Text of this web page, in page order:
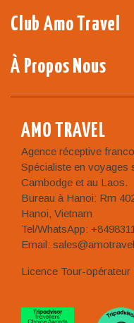
Club Amo Travel
À Propos Nous
AMO TRAVEL
Agence réceptive
Spécialiste en voyages
Cambodge et au Laos.
Bureau à Hanoi: Rm
Hanoi, Vietnam
Tel/WhatsApp:
Email:
Licence Tour-